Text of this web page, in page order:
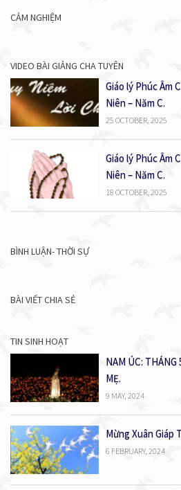
CẢM NGHIỆM
VIDEO BÀI GIẢNG CHA TUYÊN
Giáo lý Phúc Âm
Niên – Năm C.
25 OCTOBER, 2025
Giáo lý Phúc Âm
Niên – Năm C.
18 OCTOBER, 2025
BÌNH LUẬN- THỜI SỰ
BÀI VIẾT CHIA SẺ
TIN SINH HOẠT
NAM ÚC:
MẸ.
9 MAY, 2024
Mừng Xuân Giáp
6 FEBRUARY, 2024